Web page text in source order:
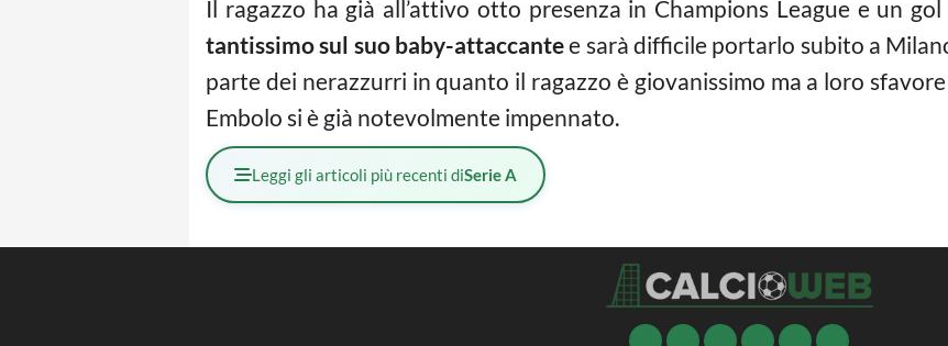
Il ragazzo ha già all’attivo otto presenza in Champions League e un
tantissimo sul suo baby-attaccantee sarà difficile portarlo subito a
parte dei nerazzurri in quanto il ragazzo è giovanissimo ma a loro
Embolo si è già notevolmente impennato.
Leggi gli articoli più recenti diSerie A